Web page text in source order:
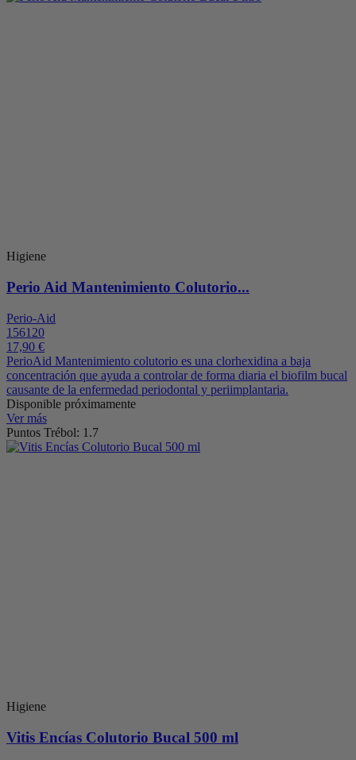
Higiene
Perio Aid Mantenimiento Colutorio...
Perio-Aid
156120
17,90 €
PerioAid Mantenimiento colutorio es una clorhexidina a baja
concentración que ayuda a controlar de forma diaria el biofilm bucal
causante de la enfermedad periodontal y periimplantaria.
Disponible próximamente
Ver más
Puntos Trébol: 1.7
Higiene
Vitis Encías Colutorio Bucal 500 ml